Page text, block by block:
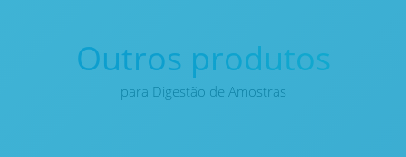
Outros produtos
para Digestão de Amostras